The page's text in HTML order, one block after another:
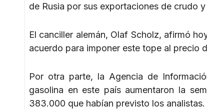
de Rusia por sus exportaciones de crudo
El canciller alemán, Olaf Scholz, afirmó
acuerdo para imponer este tope al precio
Por otra parte, la Agencia de
gasolina en este país aumentaron la
383.000 que habían previsto los analistas.